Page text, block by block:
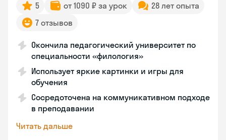
5 от 1090 ₽ за урок
28 лет опыта
7 отзывов
Окончила педагогический университет по
специальности «филология»
Использует яркие картинки и игры для
обучения
Сосредоточена на коммуникативном подходе
в преподавании
Читать дальше